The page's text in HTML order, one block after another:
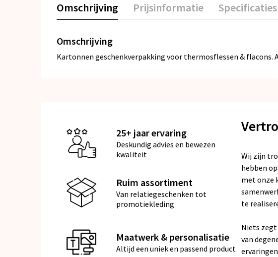
Omschrijving Prijsinformatie Specificaties
Omschrijving
Kartonnen geschenkverpakking voor thermosflessen &
25+ jaar ervaring
Deskundig advies en bewezen
kwaliteit
Ruim assortiment
Van relatiegeschenken tot
promotiekleding
Maatwerk & personalisatie
Altijd een uniek en passend product
Wij zijn
hebben
met onze
te
Niets
van